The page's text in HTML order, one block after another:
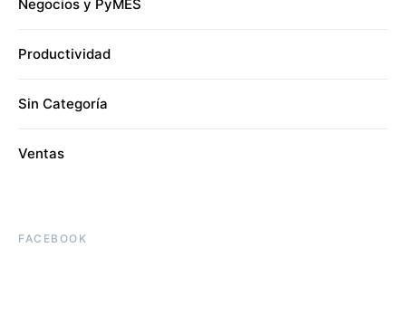
Negocios y PyMES
Productividad
Sin Categoría
Ventas
FACEBOOK